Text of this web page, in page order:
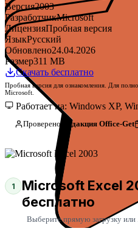
Версия2003
РазработчикMicrosoft
ЛицензияПробная версия
ЯзыкРусский
Обновлено24.04.2026
Размер311 MB
Скачать бесплатно
Пробная версия для ознакомления. Для
Microsoft.
Работает на: Windows XP,
Проверено: Редакция Office-Get
1
Microsoft Excel
бесплатно
Выберите прямую загрузку или